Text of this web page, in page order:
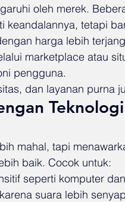
oleh merek.
keandalannya, tetapi
harga lebih
marketplace atau
pengguna.
dan layanan purna
mahal, tapi
baik. Cocok untuk:
seperti komputer
suara lebih